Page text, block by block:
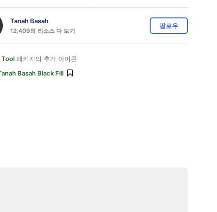
Tanah Basah
12,409의 리소스 다 보기
팔로우
패키지의 추가 아이콘
Basah Black Fill